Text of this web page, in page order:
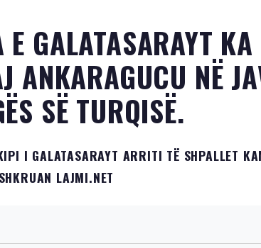
GALATASARAYT
ANKARAGUCU NË
SË TURQISË.
I GALATASARAYT ARRITI TË SHPALLET
LAJMI.NET